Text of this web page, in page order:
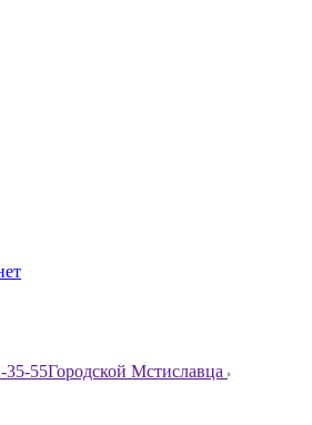
35-55Городской Мстиславца